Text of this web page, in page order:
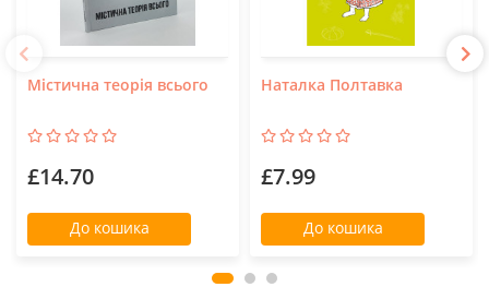
Містична теорія всього
£14.70
До кошика
Наталка Полтавка
£7.99
До кошика